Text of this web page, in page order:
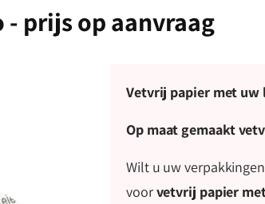
prijs op aanvraag
Vetvrij papier met
Op maat gemaakt
Wilt u uw
voorvetvrij papier